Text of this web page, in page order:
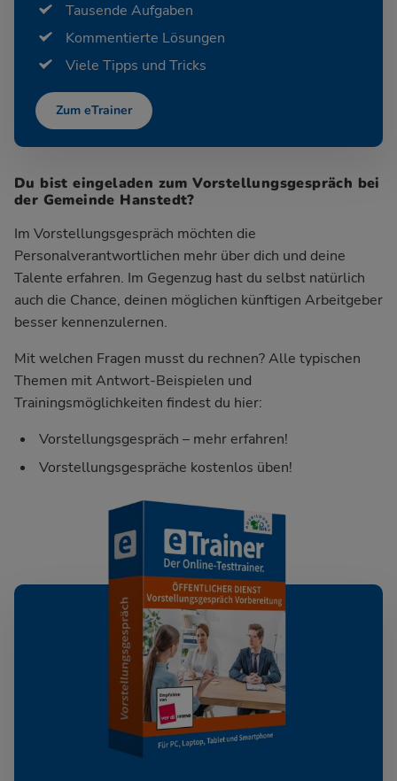
Tausende Aufgaben
Kommentierte Lösungen
Viele Tipps und Tricks
Zum eTrainer
Du bist eingeladen zum Vorstellungsgespräch bei
der Gemeinde Hanstedt?
Im Vorstellungsgespräch möchten die
Personalverantwortlichen mehr über dich und deine
Talente erfahren. Im Gegenzug hast du selbst natürlich
auch die Chance, deinen möglichen künftigen Arbeitgeber
besser kennenzulernen.
Mit welchen Fragen musst du rechnen? Alle typischen
Themen mit Antwort-Beispielen und
Trainingsmöglichkeiten findest du hier:
Vorstellungsgespräch – mehr erfahren!
Vorstellungsgespräche kostenlos üben!